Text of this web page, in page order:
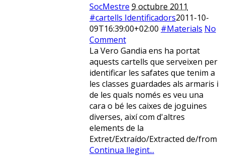
SocMestre 9 octubre 2011
#cartells Identificadors2011-10-
09T16:39:00+02:00 #Materials No
Comment
La Vero Gandia ens ha portat
aquests cartells que serveixen per
identificar les safates que tenim a
les classes guardades als armaris i
de les quals només es veu una
cara o bé les caixes de joguines
diverses, així com d'altres
elements de la
Extret/Extraído/Extracted de/from
Continua llegint...